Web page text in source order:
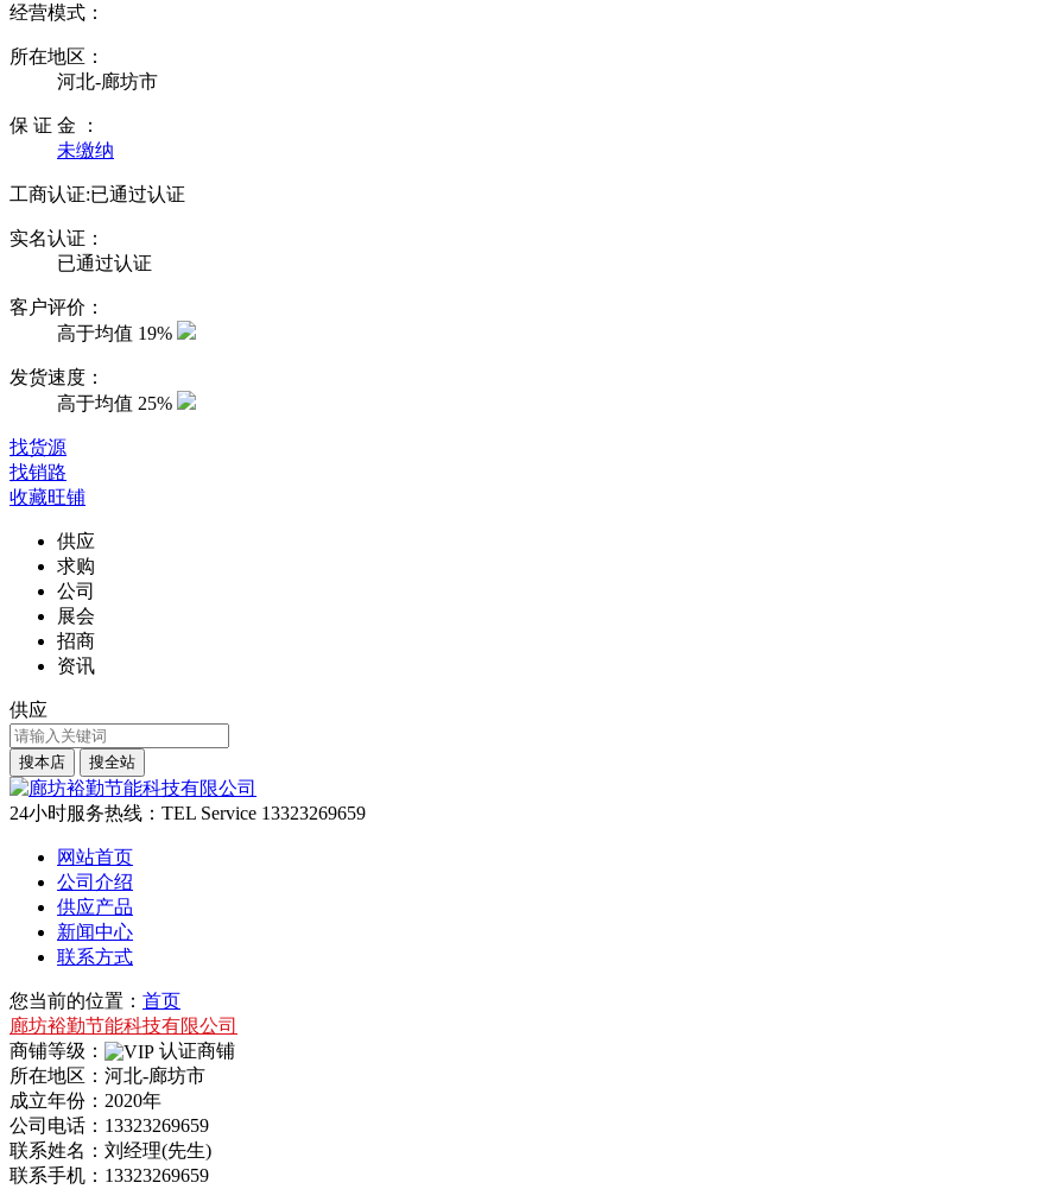
经营模式：
所在地区：
河北-廊坊市
保 证 金 ：
未缴纳
工商认证:已通过认证
实名认证：
已通过认证
客户评价：
高于均值 19%
发货速度：
高于均值 25%
找货源
找销路
收藏旺铺
供应
求购
公司
展会
招商
资讯
供应
24小时服务热线： TEL Service 13323269659
网站首页
公司介绍
供应产品
新闻中心
联系方式
您当前的位置： 首页
廊坊裕勤节能科技有限公司
商铺等级：
认证商铺
所在地区：河北-廊坊市
成立年份：2020年
公司电话： 13323269659
联系姓名：刘经理(先生)
联系手机： 13323269659